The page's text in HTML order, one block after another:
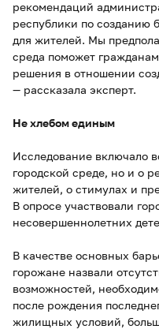
рекомендаций
республики по созданию
для жителей. Мы
среда поможет
решения в отношении
— рассказала эксперт.
Не хлебом единым
Исследование включало
городской среде, но и о
жителей, о стимулах и
В опросе участвовали
несовершеннолетних
В качестве основных
горожане назвали
возможностей,
после рождения
жилищных условий,